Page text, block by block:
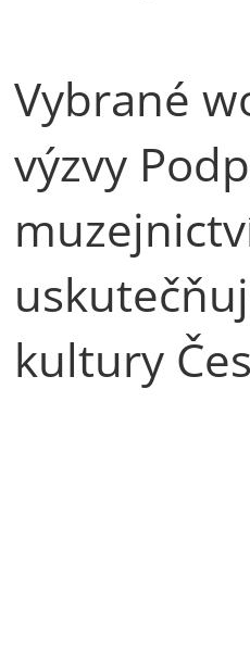
Vybrané
výzvy
kultury